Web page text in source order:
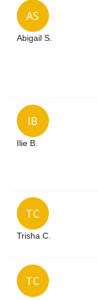
AS
Abigail S.
IB
Ilie B.
TC
Trisha C.
TC